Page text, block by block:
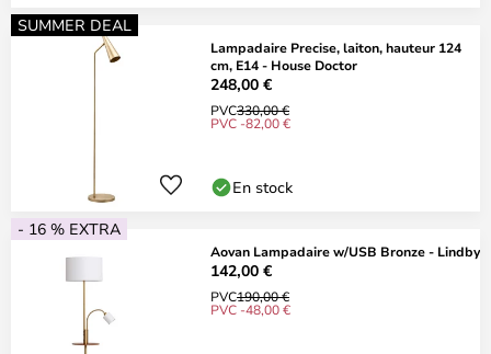
SUMMER DEAL
Lampadaire Precise, laiton, hauteur 124
cm, E14 - House Doctor
248,00 €
PVC330,00 €
PVC -82,00 €
En stock
- 16 % EXTRA
Aovan Lampadaire w/USB Bronze - Lindby
142,00 €
PVC190,00 €
PVC -48,00 €